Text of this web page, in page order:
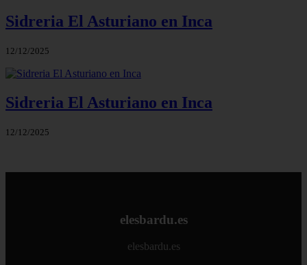
Sidreria El Asturiano en Inca
12/12/2025
Sidreria El Asturiano en Inca
12/12/2025
elesbardu.es
elesbardu.es